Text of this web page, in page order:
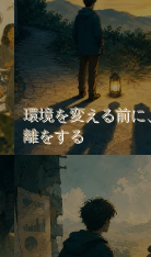
環境を変える前に
離をする